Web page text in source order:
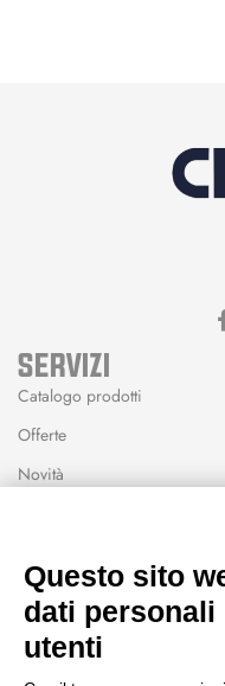
SERVIZI
Catalogo prodotti
Offerte
Novità
Wishlist
CEP GREEN
Questo sito
dati
utenti